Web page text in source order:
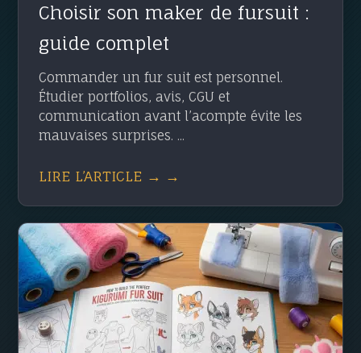
Choisir son maker de fursuit :
guide complet
Commander un fur suit est personnel.
Étudier portfolios, avis, CGU et
communication avant l’acompte évite les
mauvaises surprises. ...
LIRE L’ARTICLE → →